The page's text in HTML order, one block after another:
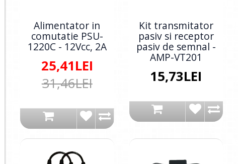
Alimentator in
comutatie PSU-
1220C - 12Vcc, 2A
25,41LEI
31,46LEI
Kit transmitator
pasiv si receptor
pasiv de semnal -
AMP-VT201
15,73LEI